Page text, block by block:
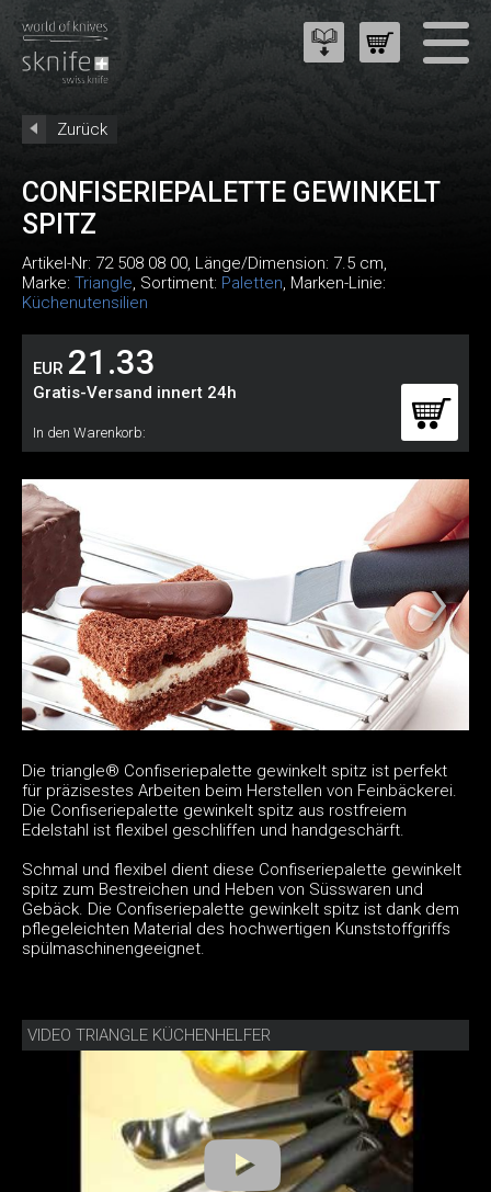
Zurück
CONFISERIEPALETTE GEWINKELT
SPITZ
Artikel-Nr: 72 508 08 00, Länge/Dimension: 7.5 cm,
Marke: Triangle, Sortiment: Paletten, Marken-Linie:
Küchenutensilien
EUR 21.33
Gratis-Versand innert 24h
In den Warenkorb:
Die triangle® Confiseriepalette gewinkelt spitz ist perfekt
für präzisestes Arbeiten beim Herstellen von Feinbäckerei.
Die Confiseriepalette gewinkelt spitz aus rostfreiem
Edelstahl ist flexibel geschliffen und handgeschärft.
Schmal und flexibel dient diese Confiseriepalette gewinkelt
spitz zum Bestreichen und Heben von Süsswaren und
Gebäck. Die Confiseriepalette gewinkelt spitz ist dank dem
pflegeleichten Material des hochwertigen Kunststoffgriffs
spülmaschinengeeignet.
VIDEO TRIANGLE KÜCHENHELFER